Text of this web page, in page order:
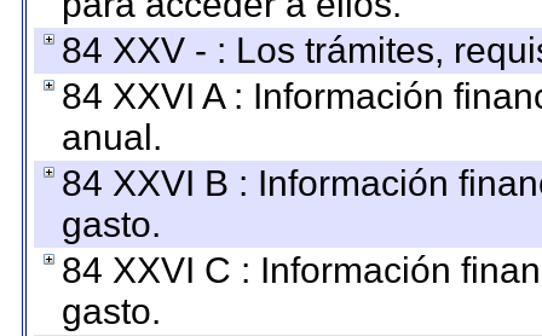
84 XXV - : Los trámites,
84 XXVI A : Información
anual.
84 XXVI B : Información
gasto.
84 XXVI C : Información
gasto.